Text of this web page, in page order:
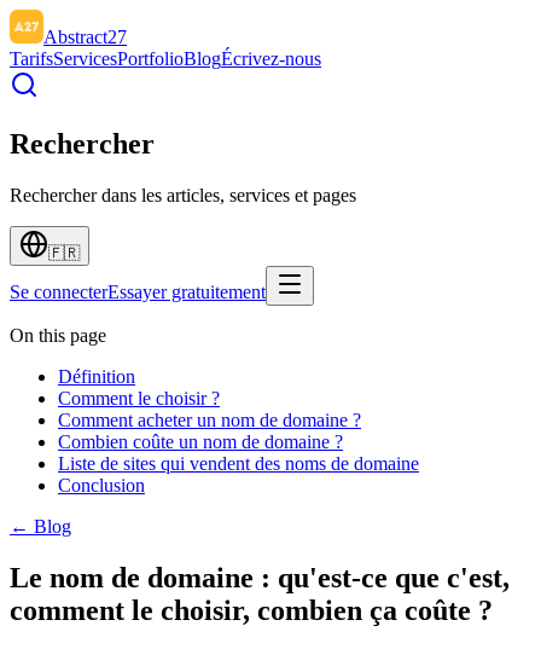
Abstract27
TarifsServicesPortfolioBlogÉcrivez-nous
Rechercher
Rechercher dans les articles, services et pages
🇫🇷
Se connecterEssayer gratuitement
On this page
Définition
Comment le choisir ?
Comment acheter un nom de domaine ?
Combien coûte un nom de domaine ?
Liste de sites qui vendent des noms de domaine
Conclusion
← Blog
Le nom de domaine : qu'est-ce que c'est,
comment le choisir, combien ça coûte ?